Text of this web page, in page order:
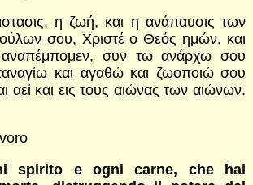
η ζωή, και η ανάπαυσις των
σου, Χριστέ ο Θεός ημών, και
συν τω ανάρχω σου
και αγαθώ και ζωοποιώ σου
αεί και εις τους αιώνας των αιώνων.
spirito e ogni carne, che hai